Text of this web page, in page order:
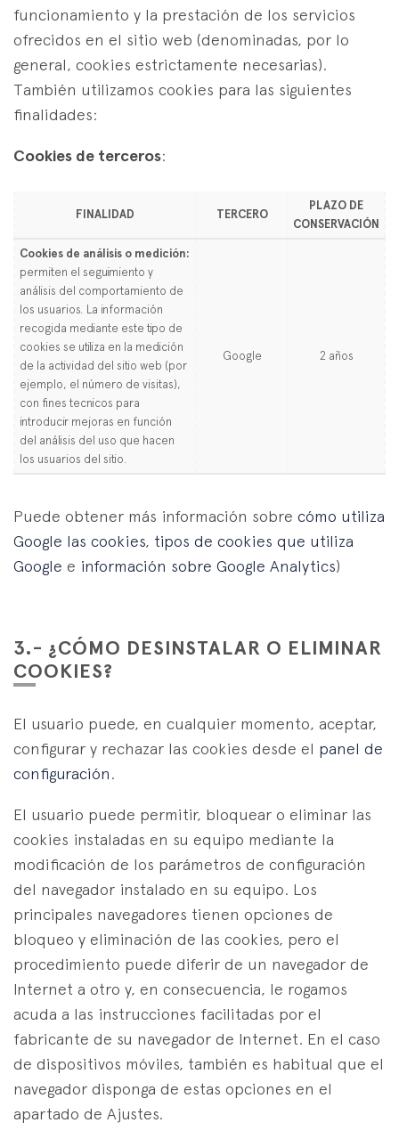
funcionamiento y la prestación de los servicios
ofrecidos en el sitio web (denominadas, por lo
general, cookies estrictamente necesarias).
También utilizamos cookies para las siguientes
finalidades:
Cookies de terceros:
FINALIDAD TERCERO
PLAZO DE
CONSERVACIÓN
Cookies de análisis o medición:
permiten el seguimiento y
análisis del comportamiento de
los usuarios. La información
recogida mediante este tipo de
cookies se utiliza en la medición
de la actividad del sitio web (por
ejemplo, el número de visitas),
con fines tecnicos para
introducir mejoras en función
del análisis del uso que hacen
los usuarios del sitio.
Google 2 años
Puede obtener más información sobre cómo utiliza
Google las cookies, tipos de cookies que utiliza
Google e información sobre Google Analytics)
3.- ¿CÓMO DESINSTALAR O ELIMINAR
COOKIES?
El usuario puede, en cualquier momento, aceptar,
configurar y rechazar las cookies desde el panel de
configuración.
El usuario puede permitir, bloquear o eliminar las
cookies instaladas en su equipo mediante la
modificación de los parámetros de configuración
del navegador instalado en su equipo. Los
principales navegadores tienen opciones de
bloqueo y eliminación de las cookies, pero el
procedimiento puede diferir de un navegador de
Internet a otro y, en consecuencia, le rogamos
acuda a las instrucciones facilitadas por el
fabricante de su navegador de Internet. En el caso
de dispositivos móviles, también es habitual que el
navegador disponga de estas opciones en el
apartado de Ajustes.